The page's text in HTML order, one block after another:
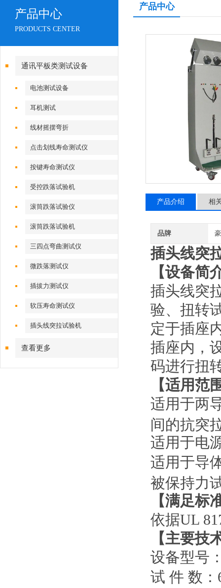
产品中心
PRODUCTS CENTER
通讯平板类测试设备
电池测试设备
耳机测试
线材摇摆弯折
点击划线寿命测试仪
按键寿命测试仪
受控跌落试验机
滚筒跌落试验仪
滚筒跌落试验机
三四点弯曲测试仪
微跌落测试仪
插拔力测试仪
软压寿命测试仪
插头线突拉试验机
查看更多
产品中心
产品介绍 相
品牌
插头线突
【设备简
插头线突
验、扭转
定于插座
插座内，
码进行扭
【适用范
适用于两
间的抗突
适用于电
适用于导
被保持力
【满足标
依据UL
【主要技
设备型号
试 件 数：